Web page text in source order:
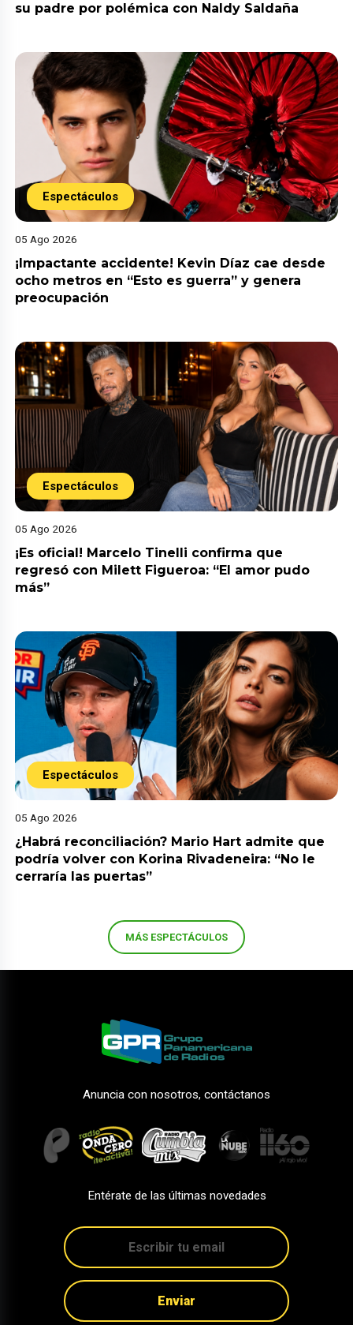
su padre por polémica con Naldy Saldaña
Espectáculos
05 Ago 2026
¡Impactante accidente! Kevin Díaz cae desde
ocho metros en “Esto es guerra” y genera
preocupación
Espectáculos
05 Ago 2026
¡Es oficial! Marcelo Tinelli confirma que
regresó con Milett Figueroa: “El amor pudo
más”
Espectáculos
05 Ago 2026
¿Habrá reconciliación? Mario Hart admite que
podría volver con Korina Rivadeneira: “No le
cerraría las puertas”
MÁS ESPECTÁCULOS
Anuncia con nosotros, contáctanos
Entérate de las últimas novedades
Enviar